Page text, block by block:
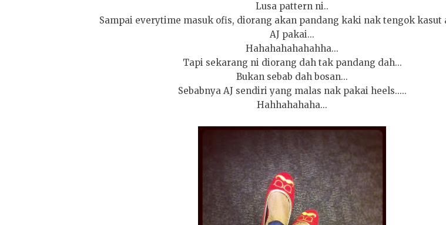
Lusa pattern ni..
Sampai everytime masuk ofis, diorang akan pandang kaki nak tengok kasut
AJ pakai...
Hahahahahahahha...
Tapi sekarang ni diorang dah tak pandang dah...
Bukan sebab dah bosan...
Sebabnya AJ sendiri yang malas nak pakai heels.....
Hahhahahaha...